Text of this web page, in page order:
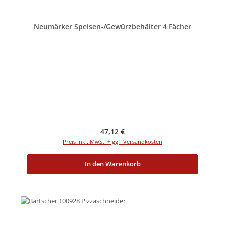
Neumärker Speisen-/Gewürzbehälter 4 Fächer
Regulärer Preis:
47,12 €
Preis inkl. MwSt. + ggf. Versandkosten
In den Warenkorb